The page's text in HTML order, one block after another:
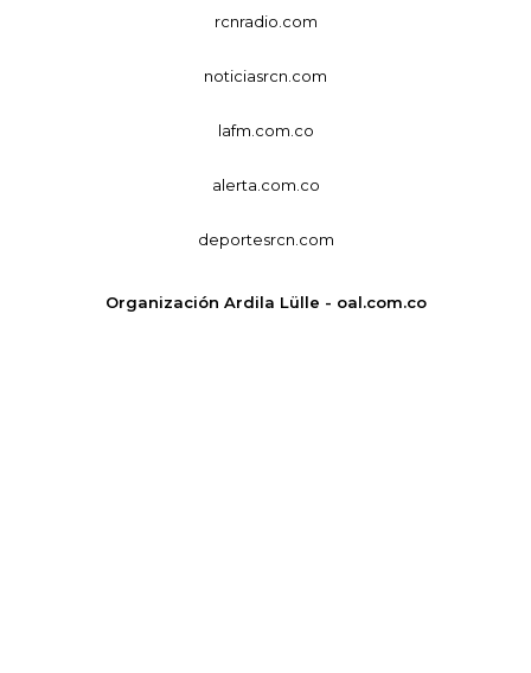
rcnradio.com
noticiasrcn.com
lafm.com.co
alerta.com.co
deportesrcn.com
Organización Ardila Lülle - oal.com.co